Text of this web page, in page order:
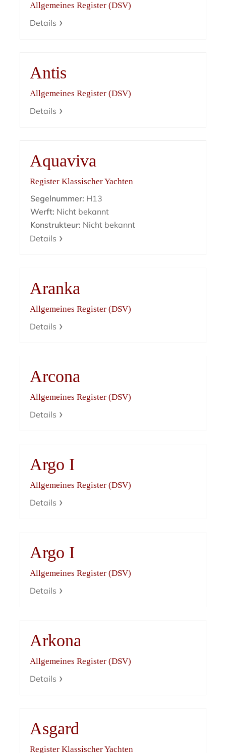
Allgemeines Register (DSV)
Details
Antis
Allgemeines Register (DSV)
Details
Aquaviva
Register Klassischer Yachten
Segelnummer: H13
Werft: Nicht bekannt
Konstrukteur: Nicht bekannt
Details
Aranka
Allgemeines Register (DSV)
Details
Arcona
Allgemeines Register (DSV)
Details
Argo I
Allgemeines Register (DSV)
Details
Argo I
Allgemeines Register (DSV)
Details
Arkona
Allgemeines Register (DSV)
Details
Asgard
Register Klassischer Yachten